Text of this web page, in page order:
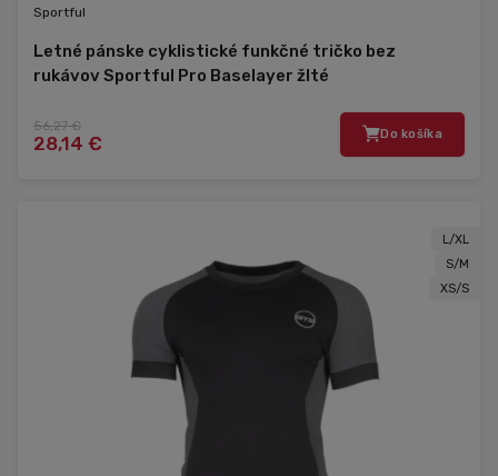
Sportful
Letné pánske cyklistické funkčné tričko bez
rukávov Sportful Pro Baselayer žlté
56,27 €
28,14 € Do košíka
L/XL
S/M
XS/S